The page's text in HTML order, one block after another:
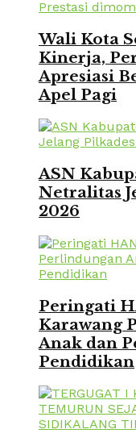
Wali Kota
Kinerja,
Apresiasi
Apel Pagi
ASN
Netralitas
2026
Peringati
Karawang
Anak dan
Pendidikan